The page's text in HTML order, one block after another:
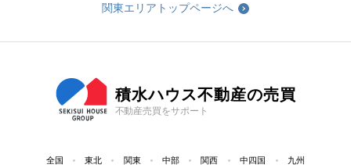
関東エリアトップページへ
積水ハウス不動産の売買
不動産売買をサポート
全国 東北 関東 中部 関西 中四国 九州